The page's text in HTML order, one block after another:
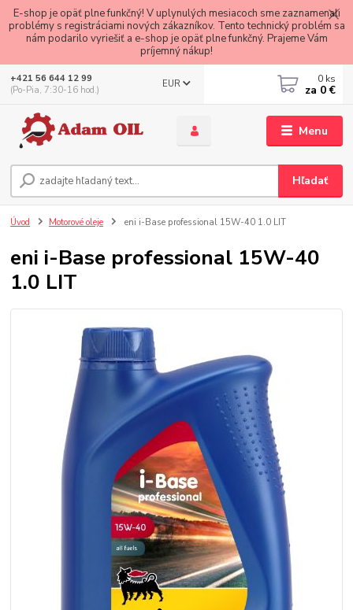
E-shop je opäť plne funkčný! V uplynulých mesiacoch sme zaznamenali
problémy s registráciami nových zákazníkov. Tento technický problém sa
nám podarilo vyriešiť a e-shop je opäť plne funkčný. Prajeme Vám
príjemný nákup!
Menu
EUR
Hľadať
+421 56 644 12 99
(Po-Pia, 7:30-16 hod.)
0 ks
za 0 €
Úvod Motorové oleje eni i-Base professional 15W-40 1.0 LIT
eni i-Base professional 15W-40
1.0 LIT